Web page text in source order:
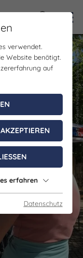
(c) Förderverein Welterbe an Saale und Unstrut e.V.
(c) Förderverein Welterbe an Saale und Unstrut e.V.
verwendet.
Website benötigt.
auf
erfahren
Datenschutz